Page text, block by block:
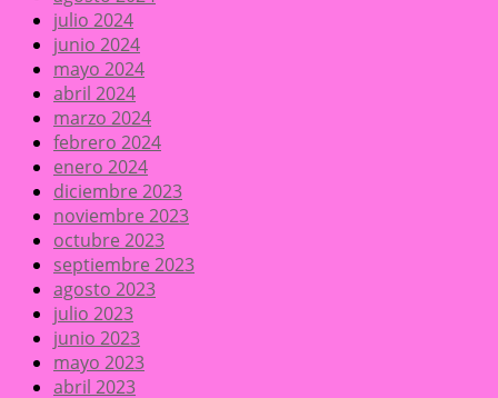
julio 2024
junio 2024
mayo 2024
abril 2024
marzo 2024
febrero 2024
enero 2024
diciembre 2023
noviembre 2023
octubre 2023
septiembre 2023
agosto 2023
julio 2023
junio 2023
mayo 2023
abril 2023